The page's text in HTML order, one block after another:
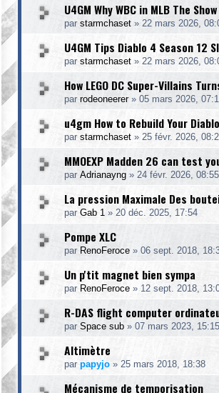
U4GM Why WBC in MLB The
par starmchaset » 22 mars 2026,
U4GM Tips Diablo 4 Season 12
par starmchaset » 22 mars 2026,
How LEGO DC Super-Villains
par rodeoneerer» 05 mars 2026,
u4gm How to Rebuild Your
par starmchaset » 25 févr. 2026,
MMOEXP Madden 26 can test
par Adrianayng » 24 févr. 2026, 08:55
La pression Maximale Des
par Gab 1 » 20 déc. 2025, 17:54
Pompe XLC
par RenoFeroce » 06 sept. 2018,
Un p'tit magnet bien sympa
par RenoFeroce » 12 sept. 2018,
R-DAS flight computer
par Space sub » 07 mars 2023, 15:15
Altimètre
par papyjo » 25 mars 2018, 18:38
Mécanisme de temporisation